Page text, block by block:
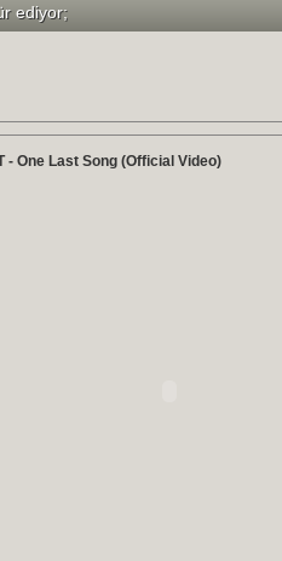
ediyor;
- One Last Song (Official Video)